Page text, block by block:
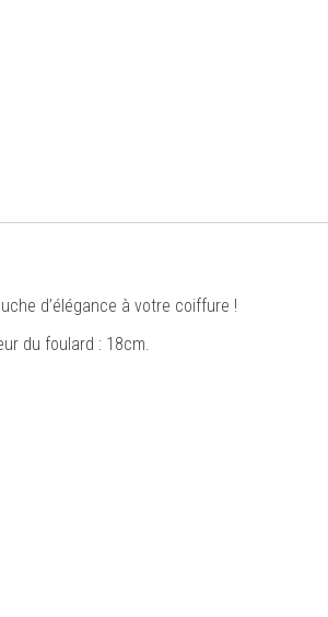
d’élégance à votre coiffure !
du foulard : 18cm.